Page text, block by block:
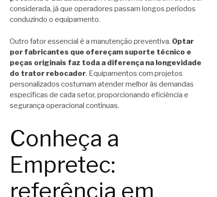
considerada, já que operadores passam longos períodos
conduzindo o equipamento.
Outro fator essencial é a manutenção preventiva. Optar
por fabricantes que ofereçam suporte técnico e
peças originais faz toda a diferença na longevidade
do trator rebocador. Equipamentos com projetos
personalizados costumam atender melhor às demandas
específicas de cada setor, proporcionando eficiência e
segurança operacional contínuas.
Conheça a
Empretec:
referência em